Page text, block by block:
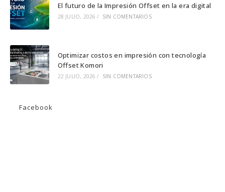
El futuro de la Impresión Offset en la era digital
28 JULIO, 2026 / SIN COMENTARIOS
Optimizar costos en impresión con tecnología
Offset Komori
22 JULIO, 2026 / SIN COMENTARIOS
Facebook